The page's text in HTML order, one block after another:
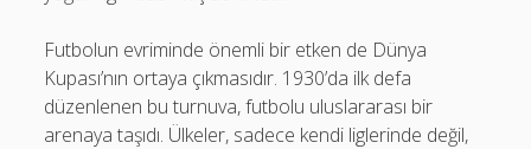
Futbolun evriminde önemli bir etken de Dünya
Kupası’nın ortaya çıkmasıdır. 1930’da ilk defa
düzenlenen bu turnuva, futbolu uluslararası bir
arenaya taşıdı. Ülkeler, sadece kendi liglerinde değil,